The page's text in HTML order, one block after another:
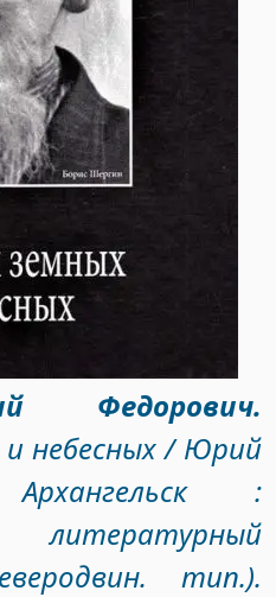
Федорович.
и небесных / Юрий
:
литературный
тип.).